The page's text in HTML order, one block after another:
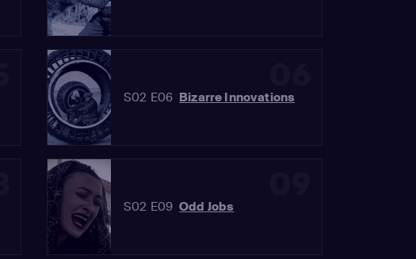
S02 E06 Bizarre Innovations
S02 E09 Odd Jobs